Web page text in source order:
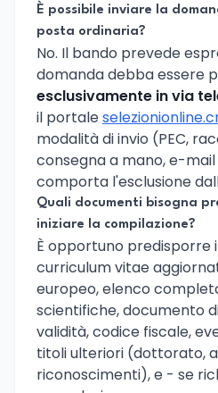
È possibile inviare la
posta ordinaria?
No. Il bando prevede
domanda debba essere
esclusivamente in via
il portale
modalità di invio (PEC,
consegna a mano, e-
comporta l'esclusione
Quali documenti bisogna
iniziare la compilazione?
È opportuno predisporre
curriculum vitae
europeo, elenco
scientifiche, documento
validità, codice fiscale,
titoli ulteriori (dottorato,
riconoscimenti), e - se